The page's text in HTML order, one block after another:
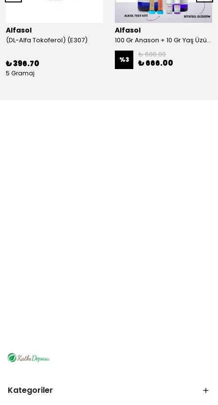
Alfasol
(DL-Alfa Tokoferol) (E307)
₺ 396.70
5 Gramaj
Alfasol
100 Gr Anason + 10 Gr Yaş Üzüm + 250 Gr Gliserin + Alkol Test Kiti
%3
₺ 686.00
₺ 666.00
Kategoriler